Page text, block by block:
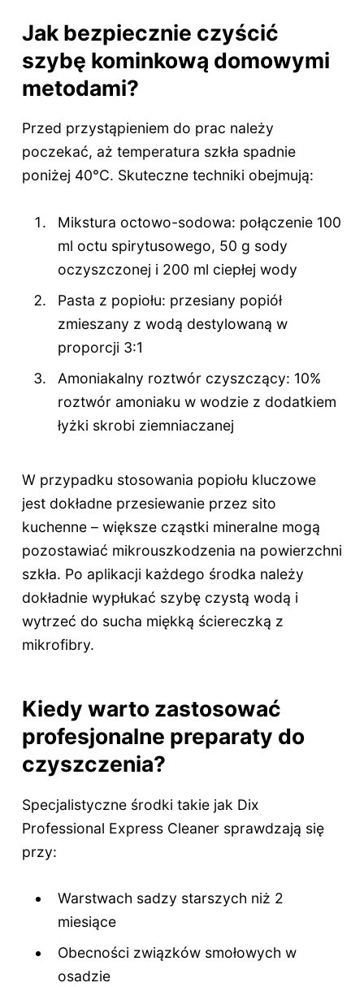
Jak bezpiecznie czyścić
szybę kominkową domowymi
metodami?
Przed przystąpieniem do prac należy
poczekać, aż temperatura szkła spadnie
poniżej 40°C. Skuteczne techniki obejmują:
Mikstura octowo-sodowa: połączenie 100
ml octu spirytusowego, 50 g sody
oczyszczonej i 200 ml ciepłej wody
Pasta z popiołu: przesiany popiół
zmieszany z wodą destylowaną w
proporcji 3:1
Amoniakalny roztwór czyszczący: 10%
roztwór amoniaku w wodzie z dodatkiem
łyżki skrobi ziemniaczanej
W przypadku stosowania popiołu kluczowe
jest dokładne przesiewanie przez sito
kuchenne – większe cząstki mineralne mogą
pozostawiać mikrouszkodzenia na powierzchni
szkła. Po aplikacji każdego środka należy
dokładnie wypłukać szybę czystą wodą i
wytrzeć do sucha miękką ściereczką z
mikrofibry.
Kiedy warto zastosować
profesjonalne preparaty do
czyszczenia?
Specjalistyczne środki takie jak Dix
Professional Express Cleaner sprawdzają się
przy:
Warstwach sadzy starszych niż 2
miesiące
Obecności związków smołowych w
osadzie